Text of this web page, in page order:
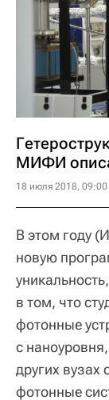
МИФИ
18 июля 2018, 09:00
В этом году
новую
в том, что
фотонные
с
других вузах
фотонные